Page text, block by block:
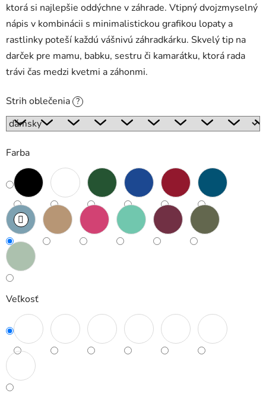
ktorá si najlepšie oddýchne v záhrade. Vtipný dvojzmyselný
nápis v kombinácii s minimalistickou grafikou lopaty a
rastlinky poteší každú vášnivú záhradkárku. Skvelý tip na
darček pre mamu, babku, sestru či kamarátku, ktorá rada
trávi čas medzi kvetmi a záhonmi.
Strih oblečenia ?
Farba
Veľkosť